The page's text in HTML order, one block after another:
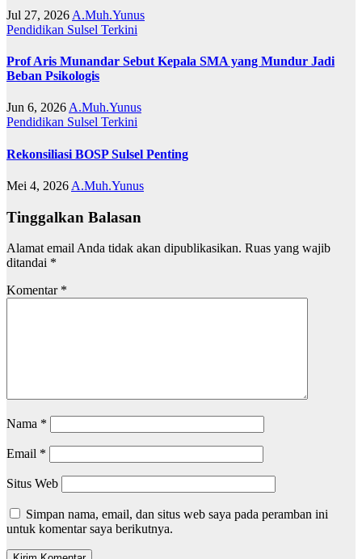
Jul 27, 2026 A.Muh.Yunus
Pendidikan Sulsel Terkini
Prof Aris Munandar Sebut Kepala SMA yang Mundur Jadi
Beban Psikologis
Jun 6, 2026 A.Muh.Yunus
Pendidikan Sulsel Terkini
Rekonsiliasi BOSP Sulsel Penting
Mei 4, 2026 A.Muh.Yunus
Tinggalkan Balasan
Alamat email Anda tidak akan dipublikasikan. Ruas yang wajib
ditandai *
Komentar *
Nama *
Email *
Situs Web
Simpan nama, email, dan situs web saya pada peramban ini
untuk komentar saya berikutnya.